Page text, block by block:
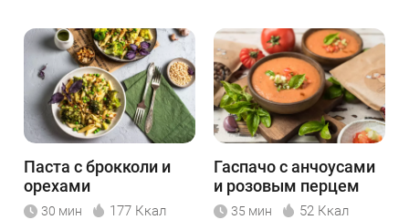
Паста с брокколи и
орехами
30 мин 177 Ккал
Гаспачо с анчоусами
и розовым перцем
35 мин 52 Ккал